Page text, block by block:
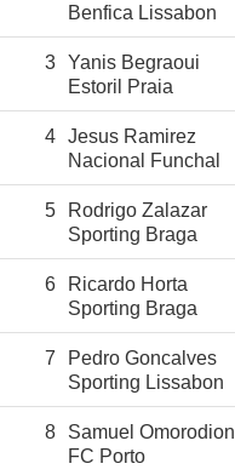
Benfica Lissabon
3 Yanis Begraoui
Estoril Praia
4 Jesus Ramirez
Nacional Funchal
5
Rodrigo Zalazar
Sporting Braga
6
Ricardo Horta
Sporting Braga
7
Pedro Goncalves
Sporting Lissabon
8
Samuel Omorodion
FC Porto